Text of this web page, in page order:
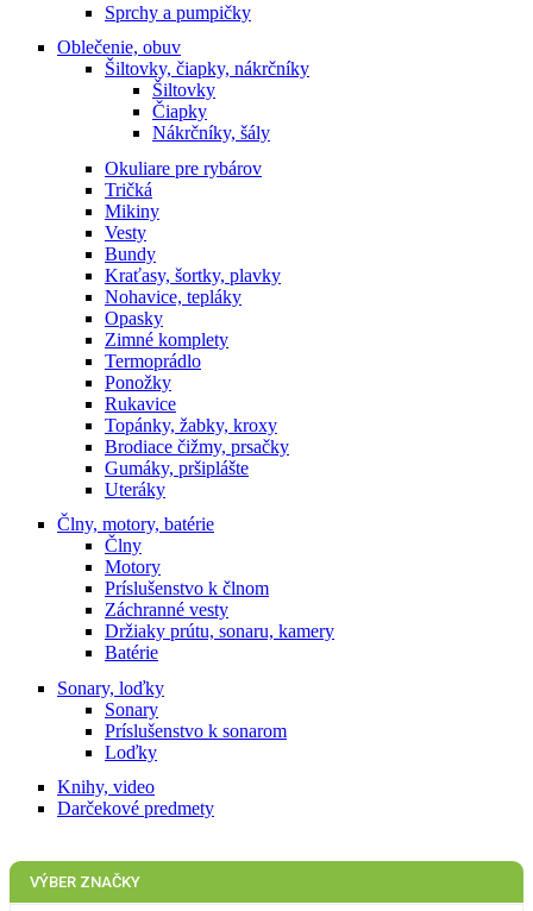
Sprchy a pumpičky
Oblečenie, obuv
Šiltovky, čiapky, nákrčníky
Šiltovky
Čiapky
Nákrčníky, šály
Okuliare pre rybárov
Tričká
Mikiny
Vesty
Bundy
Kraťasy, šortky, plavky
Nohavice, tepláky
Opasky
Zimné komplety
Termoprádlo
Ponožky
Rukavice
Topánky, žabky, kroxy
Brodiace čižmy, prsačky
Gumáky, pršiplášte
Uteráky
Člny, motory, batérie
Člny
Motory
Príslušenstvo k člnom
Záchranné vesty
Držiaky prútu, sonaru, kamery
Batérie
Sonary, loďky
Sonary
Príslušenstvo k sonarom
Loďky
Knihy, video
Darčekové predmety
VÝBER ZNAČKY